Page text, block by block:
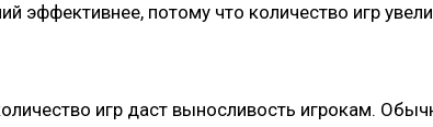
эффективнее, потому что количество игр
игр даст выносливость игрокам.